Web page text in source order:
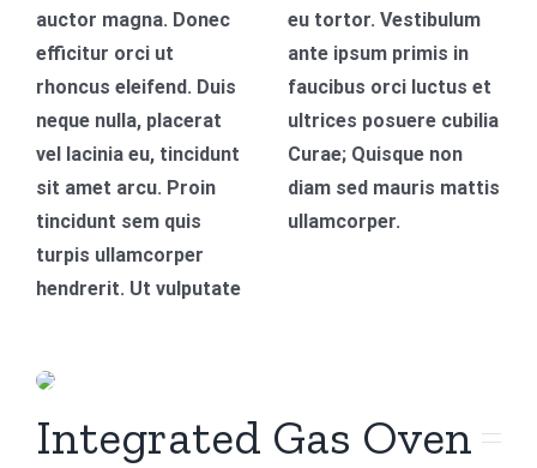
auctor magna. Donec
efficitur orci ut
rhoncus eleifend. Duis
neque nulla, placerat
vel lacinia eu, tincidunt
sit amet arcu. Proin
tincidunt sem quis
turpis ullamcorper
hendrerit. Ut vulputate
eu tortor. Vestibulum
ante ipsum primis in
faucibus orci luctus et
ultrices posuere cubilia
Curae; Quisque non
diam sed mauris mattis
ullamcorper.
Integrated Gas Oven